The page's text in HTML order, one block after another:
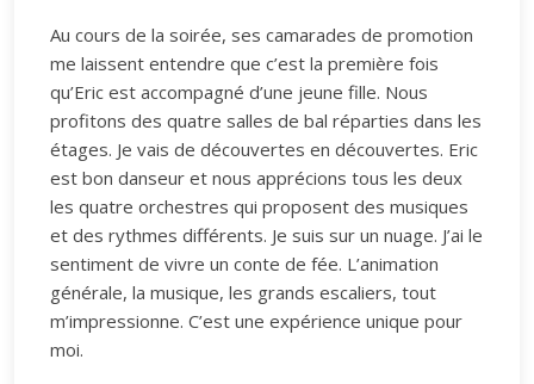
Au cours de la soirée, ses camarades de promotion
me laissent entendre que c’est la première fois
qu’Eric est accompagné d’une jeune fille. Nous
profitons des quatre salles de bal réparties dans les
étages. Je vais de découvertes en découvertes. Eric
est bon danseur et nous apprécions tous les deux
les quatre orchestres qui proposent des musiques
et des rythmes différents. Je suis sur un nuage. J’ai le
sentiment de vivre un conte de fée. L’animation
générale, la musique, les grands escaliers, tout
m’impressionne. C’est une expérience unique pour
moi.